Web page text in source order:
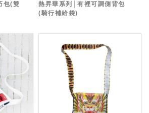
包(雙
熱昇華系列│有裡可調側背包
(騎行補給袋)